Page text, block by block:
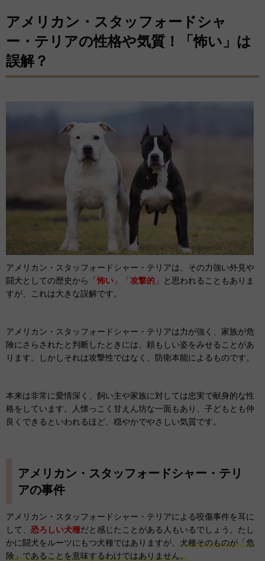
アメリカン・スタッフォードシャ
ー・テリアの性格や気質！「怖い」は
誤解？
アメリカン・スタッフォードシャー・テリアは、その力強い外見や
闘犬としての歴史から「怖い 」「 攻撃的 」と思われることもありま
すが、これは大きな誤解です。
アメリカン・スタッフォードシャー・テリアは力が強く、家族が危
険にさらされたと判断したときには、頼もしい姿をみせることがあ
ります。しかしそれは攻撃性ではなく、防衛本能によるものです。
本来は非常に愛情深く、飼い主や家族に対しては忠実で献身的な性
格をしています。人懐っこく甘えん坊な一面もあり、子どもとも仲
良くできるといわれるほど、穏やかでやさしい気質です。
アメリカン・スタッフォードシャー・テリ
アの事件
アメリカン・スタッフォードシャー・テリアによる咬傷事件を耳に
して、 恐ろしい犬種だと感じたことがある人もいるでしょう。たし
かに闘犬をルーツにもつ犬種ではありますが、 犬種そのものが「危
険」であることを意味するわけではありません。